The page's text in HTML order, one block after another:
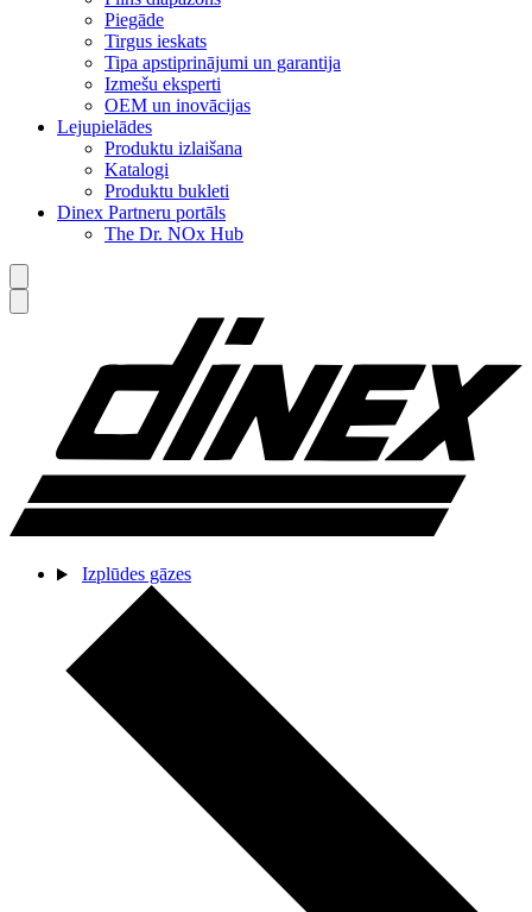
Piegāde
Tirgus ieskats
Tipa apstiprinājumi un garantija
Izmešu eksperti
OEM un inovācijas
Lejupielādes
Produktu izlaišana
Katalogi
Produktu bukleti
Dinex Partneru portāls
The Dr. NOx Hub
Izplūdes gāzes